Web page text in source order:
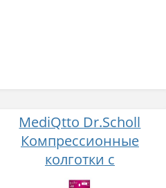
MediQtto Dr.Scholl
Компрессионные
колготки с
моделирующем